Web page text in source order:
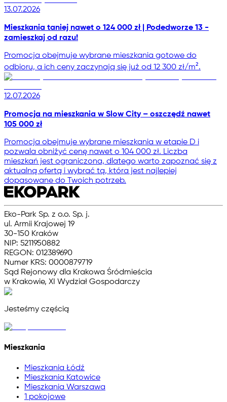
13.07.2026
Mieszkania taniej nawet o 124 000 zł | Podedworze 13 -
zamieszkaj od razu!
Promocja obejmuje wybrane mieszkania gotowe do
odbioru, a ich ceny zaczynają się już od 12 300 zł/m².
12.07.2026
Promocja na mieszkania w Slow City – oszczędź nawet
105 000 zł
Promocja obejmuje wybrane mieszkania w etapie D i
pozwala obniżyć cenę nawet o 104 000 zł. Liczba
mieszkań jest ograniczona, dlatego warto zapoznać się z
aktualną ofertą i wybrać tą, która jest najlepiej
dopasowane do Twoich potrzeb.
Eko-Park Sp. z o.o. Sp. j.
ul. Armii Krajowej 19
30-150 Kraków
NIP: 5211950882
REGON: 012389690
Numer KRS: 0000879719
Sąd Rejonowy dla Krakowa Śródmieścia
w Krakowie, XI Wydział Gospodarczy
Jesteśmy częścią
Mieszkania
Mieszkania Łódź
Mieszkania Katowice
Mieszkania Warszawa
1 pokojowe